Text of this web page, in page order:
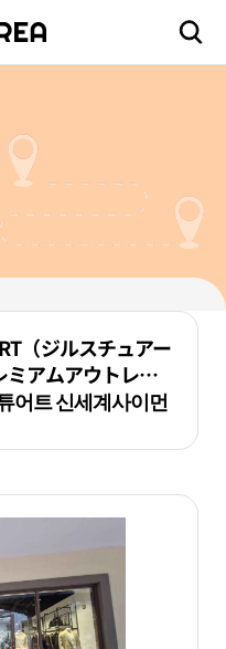
（ジルスチュアー
ミアムアウトレッ
어트 신세계사이먼